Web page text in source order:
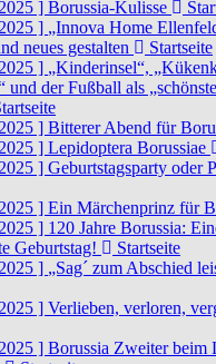
] Borussia-Kulisse
] „Innova Home
neues gestalten
Startseite
] „Kinderinsel“,
und der Fußball als
] Bitterer Abend für
] Lepidoptera Borussiae
] Geburtstagsparty oder
] Ein Märchenprinz für
] 120 Jahre Borussia:
Geburtstag!
Startseite
] „Sag´ zum Abschied
] Verlieben, verloren,
] Borussia Zweiter